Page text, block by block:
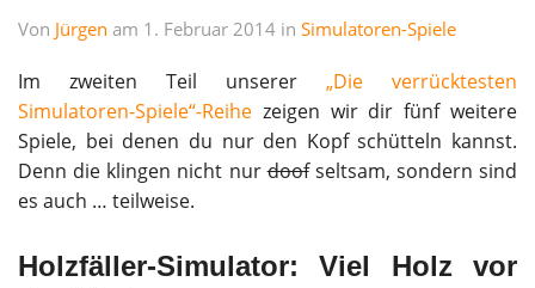
Von Jürgen am 1. Februar 2014 in Simulatoren-Spiele
Im zweiten Teil unserer „Die verrücktesten
Simulatoren-Spiele“-Reihe zeigen wir dir fünf weitere
Spiele, bei denen du nur den Kopf schütteln kannst.
Denn die klingen nicht nurdoofseltsam, sondern sind
es auch … teilweise.
Holzfäller-Simulator: Viel Holz vor